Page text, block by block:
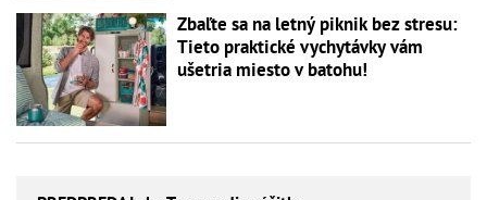
Zbaľte sa na letný piknik bez stresu:
Tieto praktické vychytávky vám
ušetria miesto v batohu!